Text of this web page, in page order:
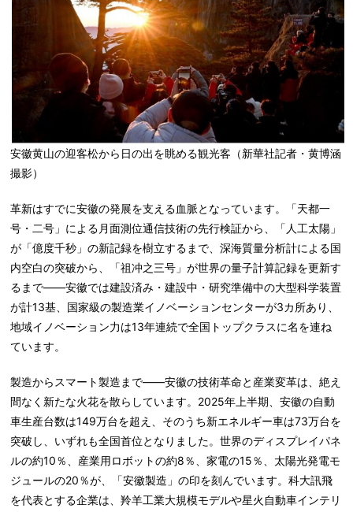
安徽黄山の迎客松から日の出を眺める観光客（新華社記者・黄博涵
撮影）
革新はすでに安徽の発展を支える血脈となっています。「天都一
号・二号」による月面測位通信技術の先行検証から、「人工太陽」
が「億度千秒」の新記録を樹立するまで、深海質量分析計による国
内空白の突破から、「祖冲之三号」が世界の量子計算記録を更新す
るまで――安徽では建設済み・建設中・研究準備中の大型科学装置
が計13基、国家級の製造業イノベーションセンターが3カ所あり、
地域イノベーション力は13年連続で全国トップクラスに名を連ね
ています。
製造からスマート製造まで――安徽の技術革命と産業変革は、絶え
間なく新たな火花を散らしています。2025年上半期、安徽の自動
車生産台数は149万台を超え、そのうち新エネルギー車は73万台を
突破し、いずれも全国首位となりました。世界のディスプレイパネ
ルの約10％、産業用ロボットの約8％、家電の15％、太陽光発電モ
ジュールの20％が、「安徽製造」の印を刻んでいます。科大訊飛
を代表とする企業は、羚羊工業大規模モデルや星火自動車インテリ